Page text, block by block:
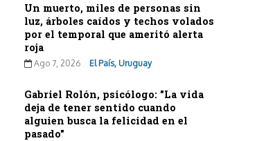
Un muerto, miles de personas sin
luz, árboles caídos y techos volados
por el temporal que ameritó alerta
roja
Ago 7, 2026 El País, Uruguay
Gabriel Rolón, psicólogo: "La vida
deja de tener sentido cuando
alguien busca la felicidad en el
pasado"